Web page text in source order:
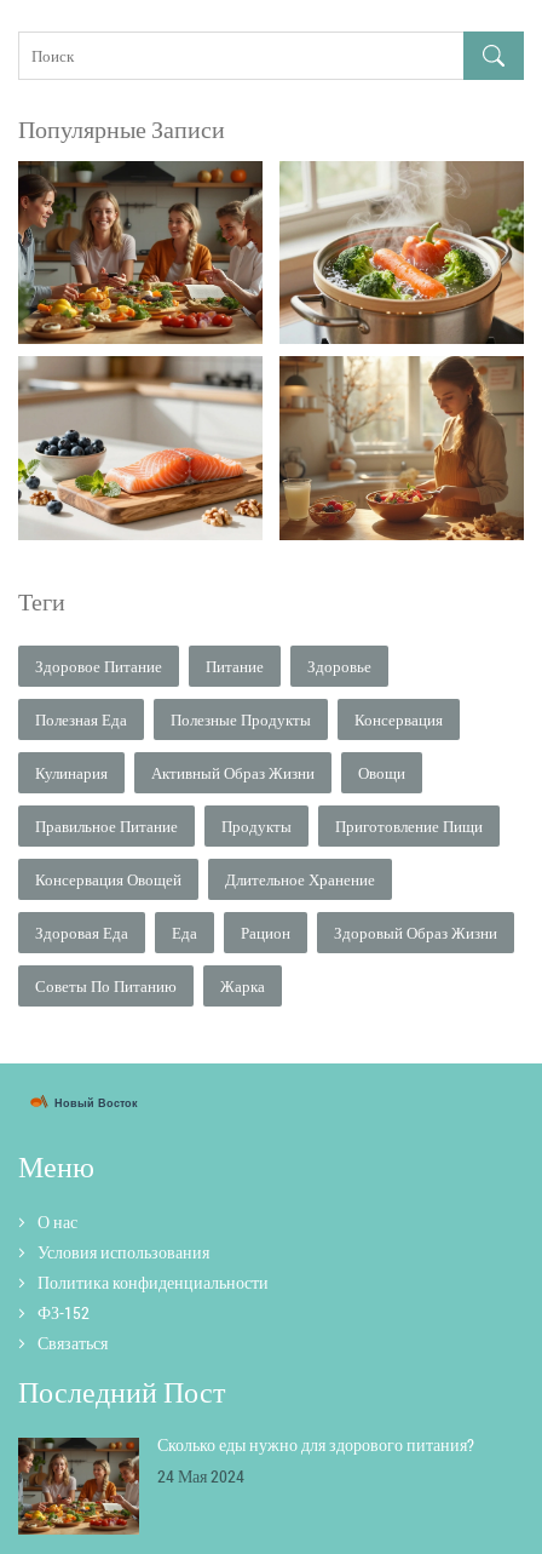
Популярные Записи
Теги
Здоровое Питание Питание Здоровье
Полезная Еда Полезные Продукты Консервация
Кулинария Активный Образ Жизни Овощи
Правильное Питание Продукты Приготовление Пищи
Консервация Овощей Длительное Хранение
Здоровая Еда Еда Рацион Здоровый Образ Жизни
Советы По Питанию Жарка
Меню
О нас
Условия использования
Политика конфиденциальности
ФЗ-152
Связаться
Последний Пост
Сколько еды нужно для здорового питания?
24 Мая 2024